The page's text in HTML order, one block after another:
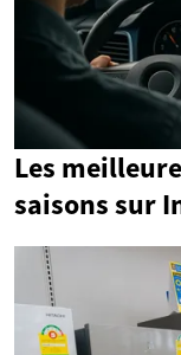
Les
saisons sur